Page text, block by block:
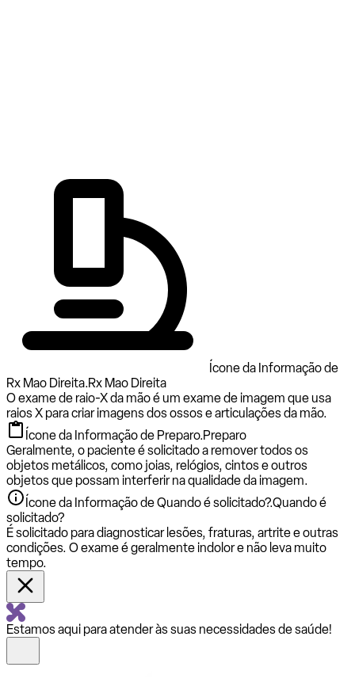
Ícone da Informação de
Rx Mao Direita.Rx Mao Direita
O exame de raio-X da mão é um exame de imagem que usa
raios X para criar imagens dos ossos e articulações da mão.
Ícone da Informação de Preparo.Preparo
Geralmente, o paciente é solicitado a remover todos os
objetos metálicos, como joias, relógios, cintos e outros
objetos que possam interferir na qualidade da imagem.
Ícone da Informação de Quando é solicitado?.Quando é
solicitado?
É solicitado para diagnosticar lesões, fraturas, artrite e outras
condições. O exame é geralmente indolor e não leva muito
tempo.
Estamos aqui para atender às suas necessidades de saúde!